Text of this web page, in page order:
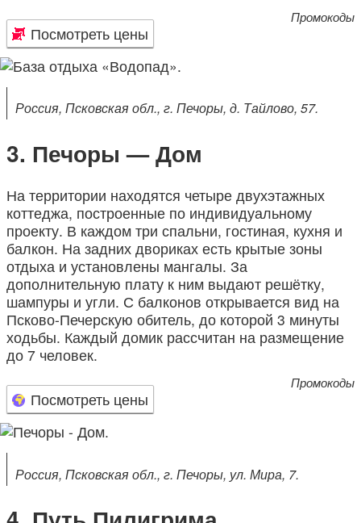
Посмотреть цены
Промокоды
Россия, Псковская обл., г. Печоры, д. Тайлово, 57.
Печоры — Дом
На территории находятся четыре двухэтажных
коттеджа, построенные по индивидуальному
проекту. В каждом три спальни, гостиная, кухня и
балкон. На задних двориках есть крытые зоны
отдыха и установлены мангалы. За
дополнительную плату к ним выдают решётку,
шампуры и угли. С балконов открывается вид на
Псково-Печерскую обитель, до которой 3 минуты
ходьбы. Каждый домик рассчитан на размещение
до 7 человек.
Посмотреть цены
Промокоды
Россия, Псковская обл., г. Печоры, ул. Мира, 7.